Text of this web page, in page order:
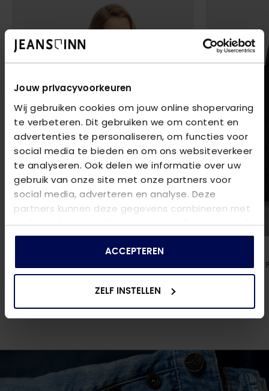
Jouw privacyvoorkeuren
Wij gebruiken cookies om jouw online shopervaring
te verbeteren. Dit gebruiken we om content en
advertenties te personaliseren, om functies voor
social media te bieden en om ons websiteverkeer
te analyseren. Ook delen we informatie over uw
gebruik van onze site met onze partners voor
social media, adverteren en analyse. Deze
partners kunnen deze gegevens combineren met
andere informatie die u aan ze heeft verstrekt of
die ze hebben verzameld op basis van uw gebruik
ACCEPTEREN
ZELF INSTELLEN
EVEREST HOODED BOMBER JACKET HOODED